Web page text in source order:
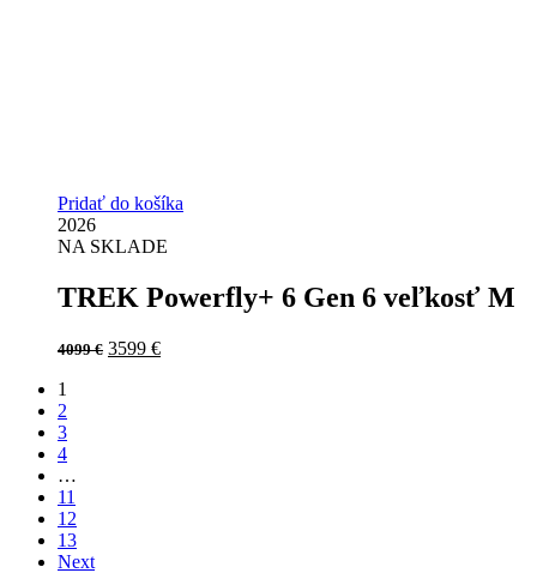
Pridať do košíka
2026
NA SKLADE
TREK Powerfly+ 6 Gen 6 veľkosť M
4099€ Original
3599 €Current
1
2
3
4
…
11
12
13
Next